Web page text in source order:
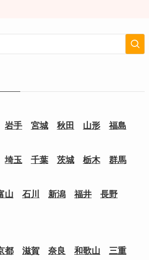
岩手 宮城 秋田 山形 福島
埼玉 千葉 茨城 栃木 群馬
山 石川 新潟 福井 長野
都 滋賀 奈良 和歌山 三重